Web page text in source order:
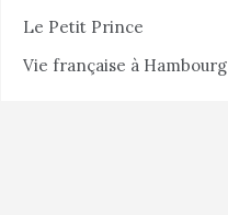
Le Petit Prince
Vie française à Hambourg